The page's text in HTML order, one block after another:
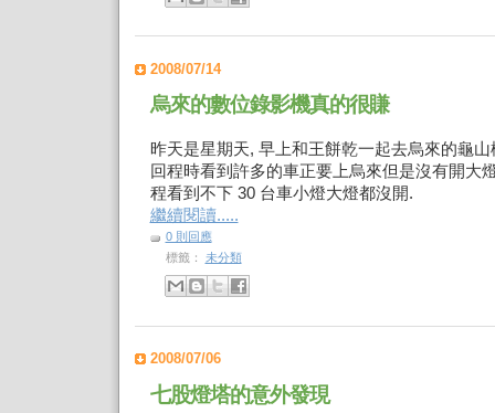
2008/07/14
烏來的數位錄影機真的很賺
昨天是星期天, 早上和王餅乾一起去烏來的龜
回程時看到許多的車正要上烏來但是沒有開大
程看到不下 30 台車小燈大燈都沒開.
繼續閱讀.....
0 則回應
標籤： 未分類
2008/07/06
七股燈塔的意外發現